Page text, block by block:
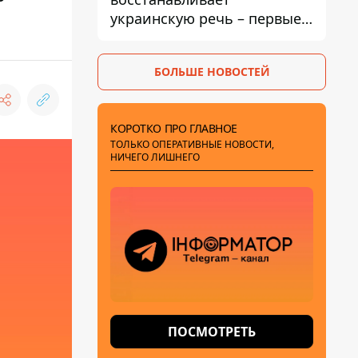
украинскую речь – первые
следующей неделе
БОЛЬШЕ НОВОСТЕЙ
КОРОТКО ПРО ГЛАВНОЕ
ТОЛЬКО ОПЕРАТИВНЫЕ НОВОСТИ,
НИЧЕГО ЛИШНЕГО
ПОСМОТРЕТЬ